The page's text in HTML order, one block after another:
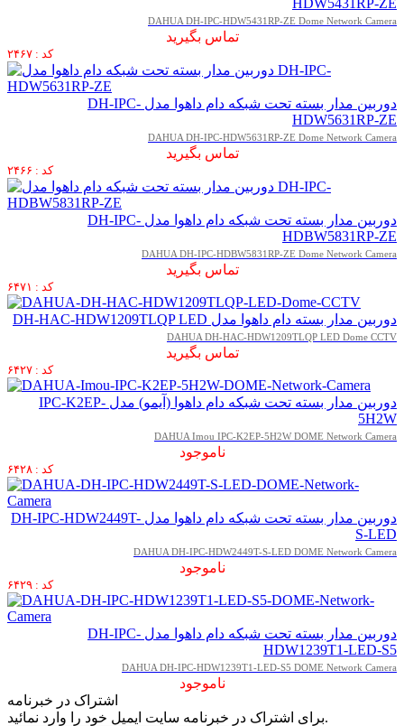
DAHUA DH-IPC-HDW5431RP-ZE Dome Network Camera
تماس بگیرید
کد : ۲۴۶۷
دوربین مدار بسته تحت شبکه دام داهوا مدل DH-IPC-
HDW5631RP-ZE
DAHUA DH-IPC-HDW5631RP-ZE Dome Network Camera
تماس بگیرید
کد : ۲۴۶۶
دوربین مدار بسته تحت شبکه دام داهوا مدل DH-IPC-
HDBW5831RP-ZE
DAHUA DH-IPC-HDBW5831RP-ZE Dome Network Camera
تماس بگیرید
کد : ۶۴۷۱
دوربین مدار بسته دام داهوا مدل DH-HAC-HDW1209TLQP LED
DAHUA DH-HAC-HDW1209TLQP LED Dome CCTV
تماس بگیرید
کد : ۶۴۲۷
دوربین مدار بسته تحت شبکه دام داهوا (آیمو) مدل IPC-K2EP-
5H2W
DAHUA Imou IPC-K2EP-5H2W DOME Network Camera
ناموجود
کد : ۶۴۲۸
دوربین مدار بسته تحت شبکه دام داهوا مدل DH-IPC-HDW2449T-
S-LED
DAHUA DH-IPC-HDW2449T-S-LED DOME Network Camera
ناموجود
کد : ۶۴۲۹
دوربین مدار بسته تحت شبکه دام داهوا مدل DH-IPC-
HDW1239T1-LED-S5
DAHUA DH-IPC-HDW1239T1-LED-S5 DOME Network Camera
ناموجود
اشتراک در خبرنامه
برای اشتراک در خبرنامه سایت ایمیل خود را وارد نمائید.